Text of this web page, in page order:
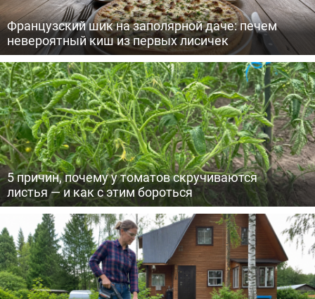
Французский шик на заполярной даче: печем
невероятный киш из первых лисичек
5 причин, почему у томатов скручиваются
листья — и как с этим бороться